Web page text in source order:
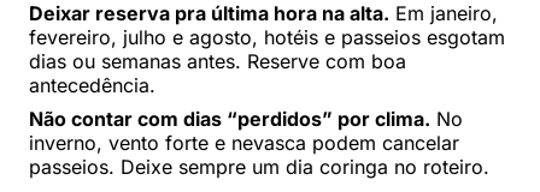
Deixar reserva pra última hora na alta. Em janeiro,
fevereiro, julho e agosto, hotéis e passeios esgotam
dias ou semanas antes. Reserve com boa
antecedência.
Não contar com dias “perdidos” por clima. No
inverno, vento forte e nevasca podem cancelar
passeios. Deixe sempre um dia coringa no roteiro.